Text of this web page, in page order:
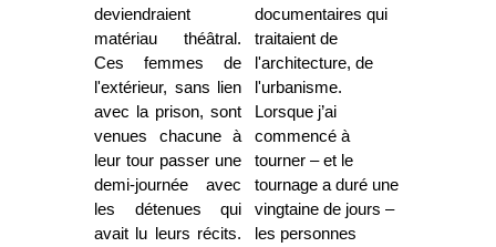
deviendraient
matériau théâtral.
Ces femmes de
l'extérieur, sans lien
avec la prison, sont
venues chacune à
leur tour passer une
demi-journée avec
les détenues qui
avait lu leurs récits.
documentaires qui
traitaient de
l'architecture, de
l'urbanisme.
Lorsque j’ai
commencé à
tourner – et le
tournage a duré une
vingtaine de jours –
les personnes